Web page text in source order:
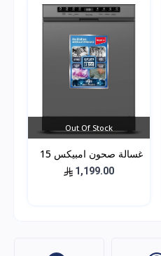
Out Of Stock
غسالة صحون امبيكس 15
1,199.00